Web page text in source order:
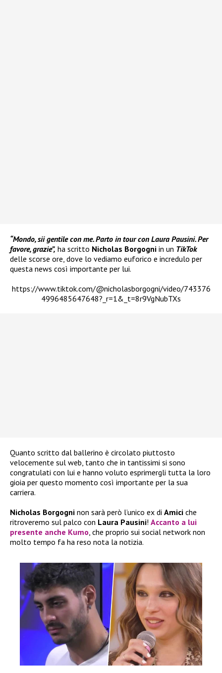
“Mondo, sii gentile con me. Parto in tour con Laura Pausini. Per
favore, grazie”, ha scritto Nicholas Borgogni in un TikTok
delle scorse ore, dove lo vediamo euforico e incredulo per
questa news così importante per lui.
https://www.tiktok.com/@nicholasborgogni/video/743376
4996485647648?_r=1&_t=8r9VgNubTXs
Quanto scritto dal ballerino è circolato piuttosto
velocemente sul web, tanto che in tantissimi si sono
congratulati con lui e hanno voluto esprimergli tutta la loro
gioia per questo momento così importante per la sua
carriera.
Nicholas Borgogni non sarà però l’unico ex di Amici che
ritroveremo sul palco con Laura Pausini! Accanto a lui
presente anche Kumo, che proprio sui social network non
molto tempo fa ha reso nota la notizia.